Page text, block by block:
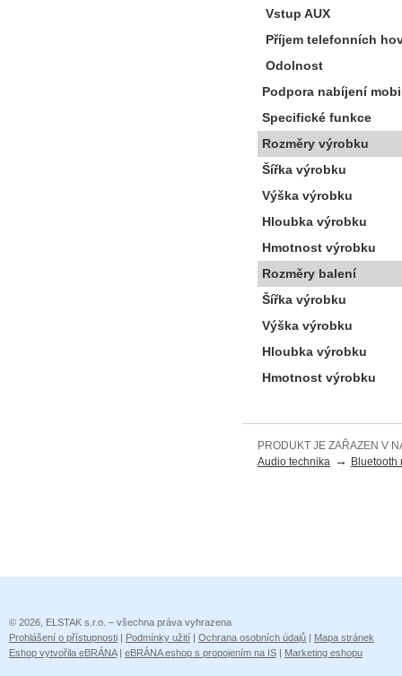
Vstup AUX
Příjem telefonních
Odolnost
Podpora nabíjení
Specifické funkce
Rozměry výrobku
Šířka výrobku
Výška výrobku
Hloubka výrobku
Hmotnost výrobku
Rozměry balení
Šířka výrobku
Výška výrobku
Hloubka výrobku
Hmotnost výrobku
PRODUKT JE ZAŘAZEN V
Audio technika → Bluetooth
© 2026, ELSTAK s.r.o. – všechna práva vyhrazena
Prohlášení o přístupnosti
Podmínky užití Ochrana osobních údajů
Mapa stránek
Eshop vytvořila eBRÁNA| eBRÁNA eshop s propojením na IS Marketing eshopu